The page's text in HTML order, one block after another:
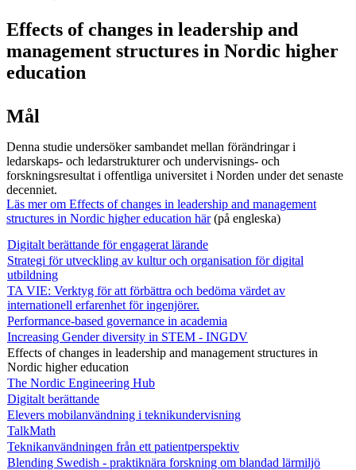
Effects of changes in leadership and
management structures in Nordic higher
education
Mål
Denna studie undersöker sambandet mellan förändringar i
ledarskaps- och ledarstrukturer och undervisnings- och
forskningsresultat i offentliga universitet i Norden under det senaste
decenniet.
Läs mer om Effects of changes in leadership and management
structures in Nordic higher education här(på engleska)
Digitalt berättande för engagerat lärande
Strategi för utveckling av kultur och organisation för digital
utbildning
TA VIE: Verktyg för att förbättra och bedöma värdet av
internationell erfarenhet för ingenjörer.
Performance-based governance in academia
Increasing Gender diversity in STEM - INGDV
Effects of changes in leadership and management structures in
Nordic higher education
The Nordic Engineering Hub
Digitalt berättande
Elevers mobilanvändning i teknikundervisning
TalkMath
Teknikanvändningen från ett patientperspektiv
Blending Swedish - praktiknära forskning om blandad lärmiljö